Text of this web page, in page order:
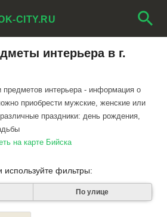
CITY.RU search
интерьера в г.
предметов интерьера - информация о
приобрести мужские, женские или
праздники: день рождения,
на карте Бийска
используйте фильтры:
По улице